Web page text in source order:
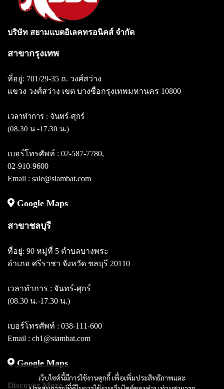
เว็บไซต์นี้มีการใช้งานคุกกี้ เพื่อเพิ่มประสิทธิภาพและ
บริษัท สยามแบตอิเลคทรอนิคส์ จำกัด
สาขากรุงเทพ
ที่อยู่: 701/29-35 ถ. วงศ์สว่าง
แขวง วงศ์สว่าง เขต บางซื่อกรุงเทพมหานคร 10800
เวลาทำการ : จันทร์-ศุกร์
(08.30 น -17.30 น.)
เบอร์โทรศัพท์ : 02-587-7780,
02-910-9600
Email : sale@siambat.com
Google Maps
สาขาชลบุรี
ที่อยู่: 90 หมู่ที่ 5 ตำบลบางพระ
อำเภอ ศรีราชา จังหวัด ชลบุรี 20110
เวลาทำการ : จันทร์-ศุกร์
(08.30 น.-17.30 น.)
เบอร์โทรศัพท์ : 038-111-600
Email : ch1@siambat.com
Google Maps
Discover More